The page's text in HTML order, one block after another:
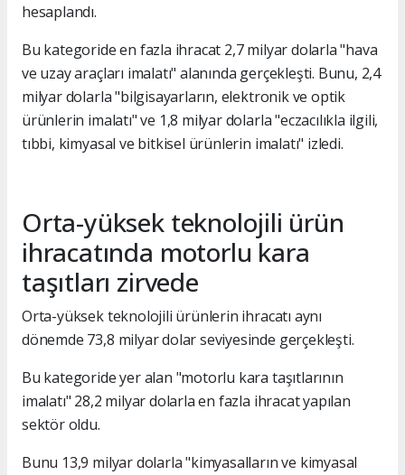
hesaplandı.
Bu kategoride en fazla ihracat 2,7 milyar dolarla "hava
ve uzay araçları imalatı" alanında gerçekleşti. Bunu, 2,4
milyar dolarla "bilgisayarların, elektronik ve optik
ürünlerin imalatı" ve 1,8 milyar dolarla "eczacılıkla ilgili,
tıbbi, kimyasal ve bitkisel ürünlerin imalatı" izledi.
Orta-yüksek teknolojili ürün
ihracatında motorlu kara
taşıtları zirvede
Orta-yüksek teknolojili ürünlerin ihracatı aynı
dönemde 73,8 milyar dolar seviyesinde gerçekleşti.
Bu kategoride yer alan "motorlu kara taşıtlarının
imalatı" 28,2 milyar dolarla en fazla ihracat yapılan
sektör oldu.
Bunu 13,9 milyar dolarla "kimyasalların ve kimyasal